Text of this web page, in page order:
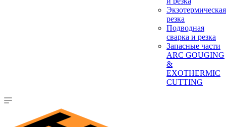
Экзотермическая
резка
Подводная
сварка и резка
Запасные части
ARC GOUGING
&
EXOTHERMIC
CUTTING